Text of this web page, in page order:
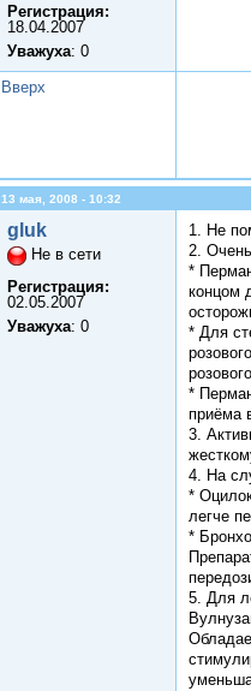
Регистрация:
18.04.2007
Уважуха: 0
Вверх
13 мая, 2008 - 10:32
gluk
Не в сети
Регистрация:
02.05.2007
Уважуха: 0
1. Не
2.
*
концом
* Для
*
приёма
3.
4. На
*
легче
*
5. Для